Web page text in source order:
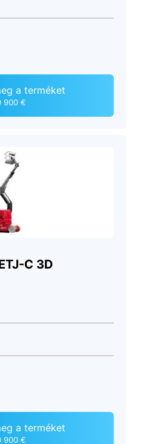
a terméket
900 €
C 3D
a terméket
900 €